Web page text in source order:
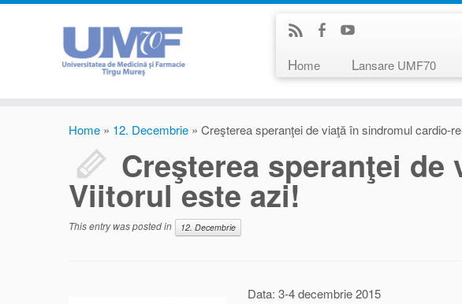
Home Lansare UMF70
Home » 12. Decembrie » Creşterea speranţei de viaţă în sindromul cardio-
Creşterea speranţei
Viitorul este azi!
This entry was posted in 12. Decembrie
Data: 3-4 decembrie 2015